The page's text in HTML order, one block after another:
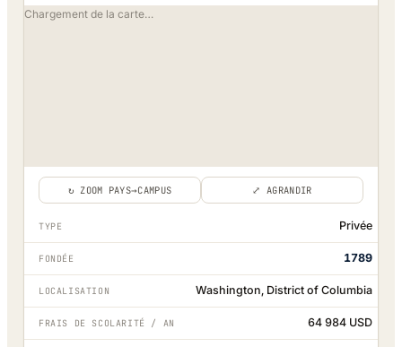
Chargement de la carte…
↻ ZOOM PAYS→CAMPUS ⤢ AGRANDIR
TYPE Privée
FONDÉE 1789
LOCALISATION Washington, District of Columbia
FRAIS DE SCOLARITÉ / AN 64 984 USD